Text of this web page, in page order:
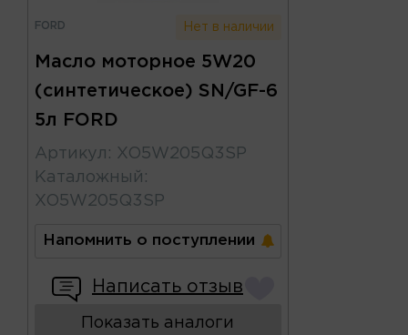
FORD Нет в наличии
Масло моторное 5W20
(синтетическое) SN/GF-6
5л FORD
Артикул : XO5W205Q3SP
Каталожный :
XO5W205Q3SP
Напомнить о поступлении
Написать отзыв
Показать аналоги